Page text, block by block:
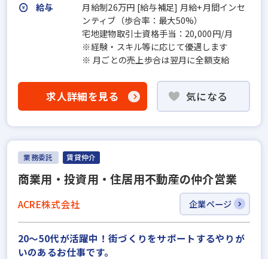
給与
月給制26万円 [給与補足] 月給+月間インセ
ンティブ（歩合率：最大50%）
宅地建物取引士資格手当：20,000円/月
※経験・スキル等に応じて優遇します
※ 月ごとの売上歩合は翌月に全額支給
求人詳細を見る 気になる
業務委託 賃貸仲介
商業用・投資用・住居用不動産の仲介営業
ACRE株式会社 企業ページ
20～50代が活躍中！街づくりをサポートするやりが
いのあるお仕事です。